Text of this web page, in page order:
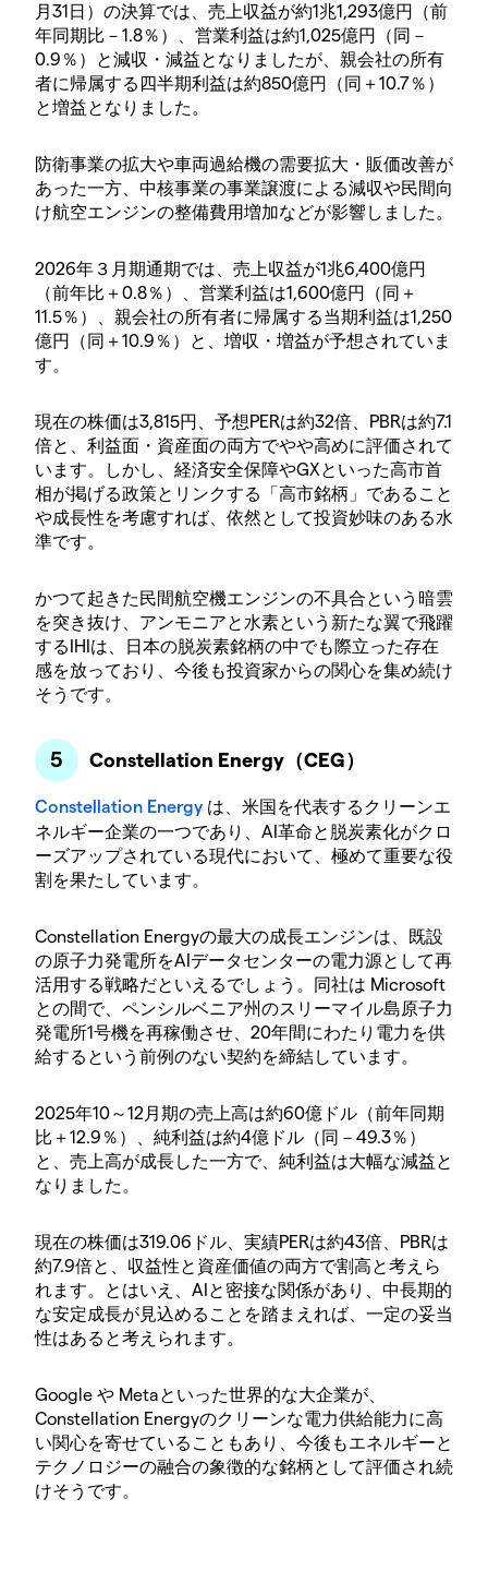
月31日）の決算では、売上収益が約1兆1,293億円（前
年同期比－1.8％）、営業利益は約1,025億円（同－
0.9％）と減収・減益となりましたが、親会社の所有
者に帰属する四半期利益は約850億円（同＋10.7％）
と増益となりました。
防衛事業の拡大や車両過給機の需要拡大・販価改善が
あった一方、中核事業の事業譲渡による減収や民間向
け航空エンジンの整備費用増加などが影響しました。
2026年３月期通期では、売上収益が1兆6,400億円
（前年比＋0.8％）、営業利益は1,600億円（同＋
11.5％）、親会社の所有者に帰属する当期利益は1,250
億円（同＋10.9％）と、増収・増益が予想されていま
す。
現在の株価は3,815円、予想PERは約32倍、PBRは約7.1
倍と、利益面・資産面の両方でやや高めに評価されて
います。しかし、経済安全保障やGXといった高市首
相が掲げる政策とリンクする「高市銘柄」であること
や成長性を考慮すれば、依然として投資妙味のある水
準です。
かつて起きた民間航空機エンジンの不具合という暗雲
を突き抜け、アンモニアと水素という新たな翼で飛躍
するIHIは、日本の脱炭素銘柄の中でも際立った存在
感を放っており、今後も投資家からの関心を集め続け
そうです。
Constellation Energy（CEG）
Constellation Energy は、米国を代表するクリーンエ
ネルギー企業の一つであり、AI革命と脱炭素化がクロ
ーズアップされている現代において、極めて重要な役
割を果たしています。
Constellation Energyの最大の成長エンジンは、既設
の原子力発電所をAIデータセンターの電力源として再
活用する戦略だといえるでしょう。同社は Microsoft
との間で、ペンシルベニア州のスリーマイル島原子力
発電所1号機を再稼働させ、20年間にわたり電力を供
給するという前例のない契約を締結しています。
2025年10～12月期の売上高は約60億ドル（前年同期
比＋12.9％）、純利益は約4億ドル（同－49.3％）
と、売上高が成長した一方で、純利益は大幅な減益と
なりました。
現在の株価は319.06ドル、実績PERは約43倍、PBRは
約7.9倍と、収益性と資産価値の両方で割高と考えら
れます。とはいえ、AIと密接な関係があり、中長期的
な安定成長が見込めることを踏まえれば、一定の妥当
性はあると考えられます。
Google や Metaといった世界的な大企業が、
Constellation Energyのクリーンな電力供給能力に高
い関心を寄せていることもあり、今後もエネルギーと
テクノロジーの融合の象徴的な銘柄として評価され続
けそうです。